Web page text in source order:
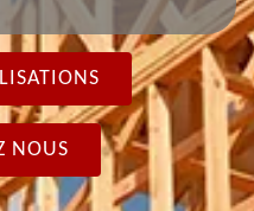
NOUS